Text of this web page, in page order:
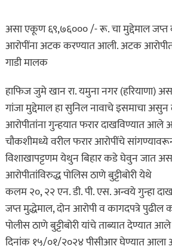
असा एकूण ६९,७६००० /- रू. चा मुद्देमाल जप्त
आरोपींना अटक करण्यात आली. अटक
गाडी मालक
हाफिज जुमे खान रा. यमुना नगर (हरियाणा)
गांजा मुद्देमाल हा सुनिल नावाचे इसमाचा असुन
आरोपीतांना गुन्हयात फरार दाखविण्यात
चौकशीमध्ये वरील फरार आरोपींचे
विशाखापट्टणम येथुन बिहार कडे घेवुन जात
आरोपीतांविरुद्ध पोलिस ठाणे बुट्टीबोरी येथे
कलम २०, २२ एन. डी. पी. एस. अन्वये गुन्हा
जप्त मुद्धेमाल, दोन आरोपी व कागदपत्रे पुढील
पोलीस ठाणे बुट्टीबोरी यांचे ताब्यात देण्यात
दिनांक १५/०१/२०२४ पीसीआर घेण्यात